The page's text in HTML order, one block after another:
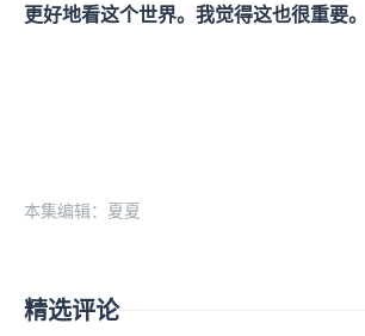
更好地看这个世界。我觉得这也很重要。
本集编辑：夏夏
精选评论